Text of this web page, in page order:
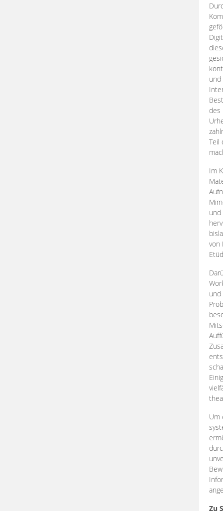
des
Teil
Im
und
von
und
Um
Zu